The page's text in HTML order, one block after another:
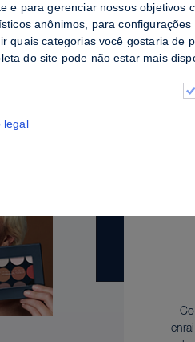
e para gerenciar nossos objetivos
anônimos, para
quais categorias você gostaria de
do site pode não estar mais
legal